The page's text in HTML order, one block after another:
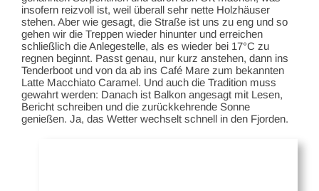
insofern reizvoll ist, weil überall sehr nette Holzhäuser
stehen. Aber wie gesagt, die Straße ist uns zu eng und so
gehen wir die Treppen wieder hinunter und erreichen
schließlich die Anlegestelle, als es wieder bei 17°C zu
regnen beginnt. Passt genau, nur kurz anstehen, dann ins
Tenderboot und von da ab ins Café Mare zum bekannten
Latte Macchiato Caramel. Und auch die Tradition muss
gewahrt werden: Danach ist Balkon angesagt mit Lesen,
Bericht schreiben und die zurückkehrende Sonne
genießen. Ja, das Wetter wechselt schnell in den Fjorden.